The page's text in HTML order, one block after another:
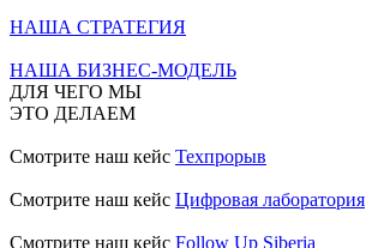
НАША СТРАТЕГИЯ
НАША БИЗНЕС-МОДЕЛЬ
ДЛЯ ЧЕГО МЫ
ЭТО ДЕЛАЕМ
Смотрите наш кейс Техпрорыв
Смотрите наш кейс Цифровая лаборатория
Смотрите наш кейс Follow Up Siberia